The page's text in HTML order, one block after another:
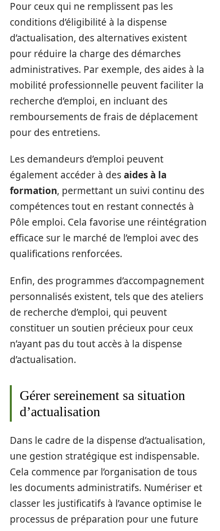
Pour ceux qui ne remplissent pas les
conditions d’éligibilité à la dispense
d’actualisation, des alternatives existent
pour réduire la charge des démarches
administratives. Par exemple, des aides à la
mobilité professionnelle peuvent faciliter la
recherche d’emploi, en incluant des
remboursements de frais de déplacement
pour des entretiens.
Les demandeurs d’emploi peuvent
également accéder à desaides à la
formation, permettant un suivi continu des
compétences tout en restant connectés à
Pôle emploi. Cela favorise une réintégration
efficace sur le marché de l’emploi avec des
qualifications renforcées.
Enfin, des programmes d’accompagnement
personnalisés existent, tels que des ateliers
de recherche d’emploi, qui peuvent
constituer un soutien précieux pour ceux
n’ayant pas du tout accès à la dispense
d’actualisation.
Gérer sereinement sa situation
d’actualisation
Dans le cadre de la dispense d’actualisation,
une gestion stratégique est indispensable.
Cela commence par l’organisation de tous
les documents administratifs. Numériser et
classer les justificatifs à l’avance optimise le
processus de préparation pour une future